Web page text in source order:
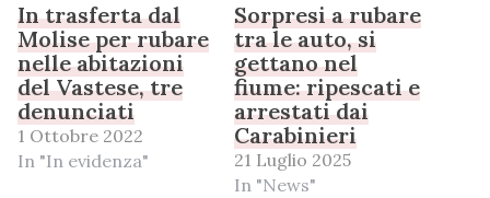
In trasferta dal
Molise per rubare
nelle abitazioni
del Vastese, tre
denunciati
1 Ottobre 2022
In "In evidenza"
Sorpresi a rubare
tra le auto, si
gettano nel
fiume: ripescati e
arrestati dai
Carabinieri
21 Luglio 2025
In "News"